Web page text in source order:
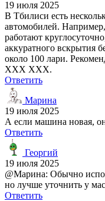
19 июля 2025
В Тбилиси есть
автомобилей.
работают
аккуратного вскрытия
около 100 лари.
XXX XXX.
Ответить
Марина
19 июля 2025
А если машина новая,
Ответить
Георгий
19 июля 2025
@Марина: Обычно
но лучше уточнить у
Ответить